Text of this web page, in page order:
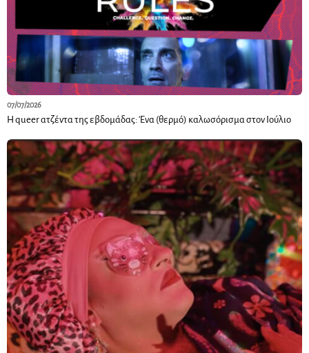
07/07/2026
Η queer ατζέντα της εβδομάδας: Ένα (θερμό) καλωσόρισμα στον Ιούλιο